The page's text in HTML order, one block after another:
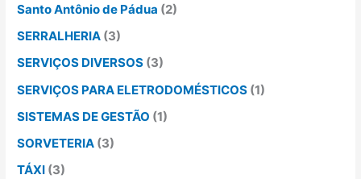
Santo Antônio de Pádua (2)
SERRALHERIA (3)
SERVIÇOS DIVERSOS (3)
SERVIÇOS PARA ELETRODOMÉSTICOS (1)
SISTEMAS DE GESTÃO (1)
SORVETERIA (3)
TÁXI (3)